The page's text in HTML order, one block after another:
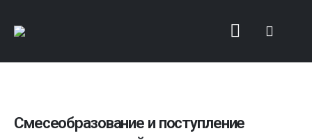
Смесеобразование и поступление